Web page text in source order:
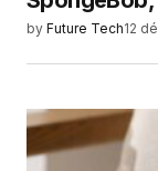
by Future Tech12